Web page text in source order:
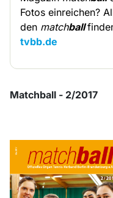
Fotos einreichen?
den matchball
tvbb.de
Matchball - 2/2017